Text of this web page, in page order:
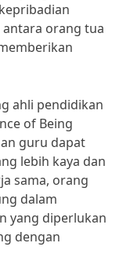
orang tua
ahli pendidikan
of Being
guru dapat
lebih kaya dan
sama, orang
dalam
yang diperlukan
dengan